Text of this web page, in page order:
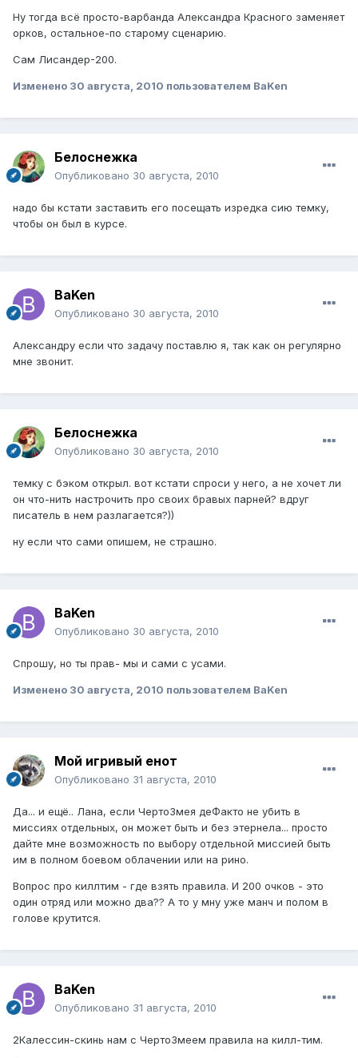
Ну тогда всё просто-варбанда Александра Красного заменяет
орков, остальное-по старому сценарию.
Сам Лисандер-200.
Изменено 30 августа, 2010 пользователем BaKen
Белоснежка
Опубликовано 30 августа, 2010
надо бы кстати заставить его посещать изредка сию темку,
чтобы он был в курсе.
BaKen
Опубликовано 30 августа, 2010
Александру если что задачу поставлю я, так как он регулярно
мне звонит.
Белоснежка
Опубликовано 30 августа, 2010
темку с бэком открыл. вот кстати спроси у него, а не хочет ли
он что-нить настрочить про своих бравых парней? вдруг
писатель в нем разлагается?))
ну если что сами опишем, не страшно.
BaKen
Опубликовано 30 августа, 2010
Спрошу, но ты прав- мы и сами с усами.
Изменено 30 августа, 2010 пользователем BaKen
Мой игривый енот
Опубликовано 31 августа, 2010
Да... и ещё.. Лана, если ЧертоЗмея деФакто не убить в
миссиях отдельных, он может быть и без этернела... просто
дайте мне возможность по выбору отдельной миссией быть
им в полном боевом облачении или на рино.
Вопрос про киллтим - где взять правила. И 200 очков - это
один отряд или можно два?? А то у мну уже манч и полом в
голове крутится.
BaKen
Опубликовано 31 августа, 2010
2Калессин-скинь нам с ЧертоЗмеем правила на килл-тим.